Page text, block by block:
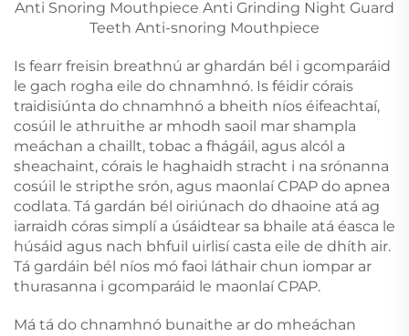
Is fearr freisin breathnú ar ghardán bél i gcomparáid
le gach rogha eile do chnamhnó. Is féidir córais
traidisiúnta do chnamhnó a bheith níos éifeachtaí,
cosúil le athruithe ar mhodh saoil mar shampla
meáchan a chaillt, tobac a fhágáil, agus alcól a
sheachaint, córais le haghaidh stracht i na srónanna
cosúil le stripthe srón, agus maonlaí CPAP do apnea
codlata. Tá gardán bél oiriúnach do dhaoine atá ag
iarraidh córas simplí a úsáidtear sa bhaile atá éasca le
húsáid agus nach bhfuil uirlisí casta eile de dhíth air.
Tá gardáin bél níos mó faoi láthair chun iompar ar
thurasanna i gcomparáid le maonlaí CPAP.
Má tá do chnamhnó bunaithe ar do mheáchan